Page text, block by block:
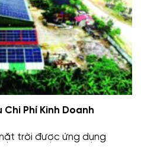
Phí Kinh Doanh
trời được ứng dụng